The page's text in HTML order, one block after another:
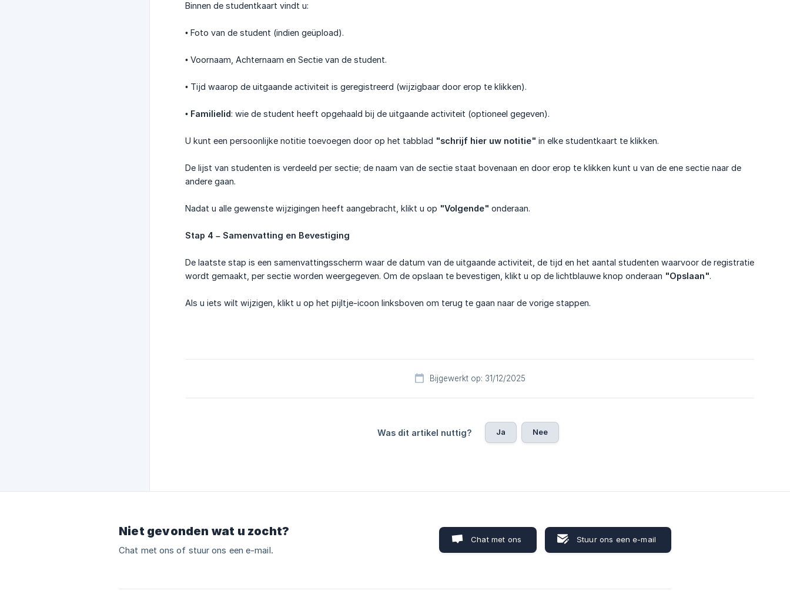
Binnen de studentkaart vindt u:
• Foto van de student (indien geüpload).
• Voornaam, Achternaam en Sectie van de student.
• Tijd waarop de uitgaande activiteit is geregistreerd (wijzigbaar door erop te klikken).
• Familielid: wie de student heeft opgehaald bij de uitgaande activiteit (optioneel gegeven).
U kunt een persoonlijke notitie toevoegen door op het tabblad "schrijf hier uw notitie" in elke studentkaart te klikken.
De lijst van studenten is verdeeld per sectie; de naam van de sectie staat bovenaan en door erop te klikken kunt u van de ene sectie naar de
andere gaan.
Nadat u alle gewenste wijzigingen heeft aangebracht, klikt u op "Volgende" onderaan.
Stap 4 – Samenvatting en Bevestiging
De laatste stap is een samenvattingsscherm waar de datum van de uitgaande activiteit, de tijd en het aantal studenten waarvoor de registratie
wordt gemaakt, per sectie worden weergegeven. Om de opslaan te bevestigen, klikt u op de lichtblauwe knop onderaan "Opslaan".
Als u iets wilt wijzigen, klikt u op het pijltje-icoon linksboven om terug te gaan naar de vorige stappen.
Bijgewerkt op: 31/12/2025
Was dit artikel nuttig? Ja Nee
Niet gevonden wat u zocht?
Chat met ons of stuur ons een e-mail.
Chat met ons Stuur ons een e-mail